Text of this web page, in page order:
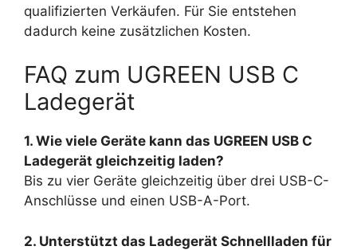
qualifizierten Verkäufen. Für Sie entstehen
dadurch keine zusätzlichen Kosten.
FAQ zum UGREEN USB C
Ladegerät
1. Wie viele Geräte kann das UGREEN USB C
Ladegerät gleichzeitig laden?
Bis zu vier Geräte gleichzeitig über drei USB-C-
Anschlüsse und einen USB-A-Port.
2. Unterstützt das Ladegerät Schnellladen für